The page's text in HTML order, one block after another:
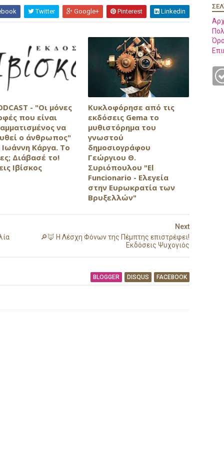
Twitter Google+ Pinterest Linkedin
- "Οι μόνες
που είναι
να
ο άνθρωπος"
Ιωάννη Κάργα. Το
Διάβασέ το!
Ιβίσκος
Κυκλοφόρησε από τις
εκδόσεις Gema το
μυθιστόρημα του
γνωστού
δημοσιογράφου
Γεώργιου Θ.
Συριόπουλου "El
Funcionario - Ελεγεία
στην Ευρωκρατία των
Βρυξελλών"
Next
🔎🦊 Η Λέσχη Φόνων της Πέμπτης επιστρέφει!
Εκδόσεις Ψυχογιός
BLOGGER DISQUS FACEBOOK